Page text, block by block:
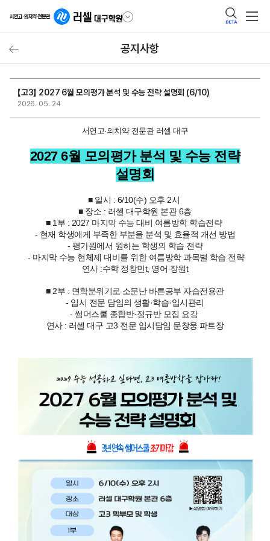
BETA
공지사항
【고3】 2027 6월 모의평가 분석 및 수능 전략 설명회 (6/10)
2026. 05. 24
서연고·의치약 전문관 러셀 대구
2027 6월 모의평가 분석 및 수능 전략
설명회
■ 일시 : 6/10(수) 오후 2시
■ 장소 : 러셀 대구학원 본관 6층
■ 1부 : 2027 마지막 수능 대비 여름방학 학습전략
- 현재 학생에게 부족한 부분을 분석 및 효율적 개선 방법
- 평가원에서 원하는 학생의 학습 전략
- 마지막 수능 현체제 대비를 위한 여름방학 과목별 학습 전략
연사 :수학 정창민t, 영어 장원t
■ 2부 : 면학분위기로 소문난 바른공부 자습전용관
- 입시 전문 담임의 생활·학습·입시관리
- 썸머스쿨 종합반·정규반 모집 요강
연사 : 러셀 대구 고3 전문 입시담임 문창웅 파트장